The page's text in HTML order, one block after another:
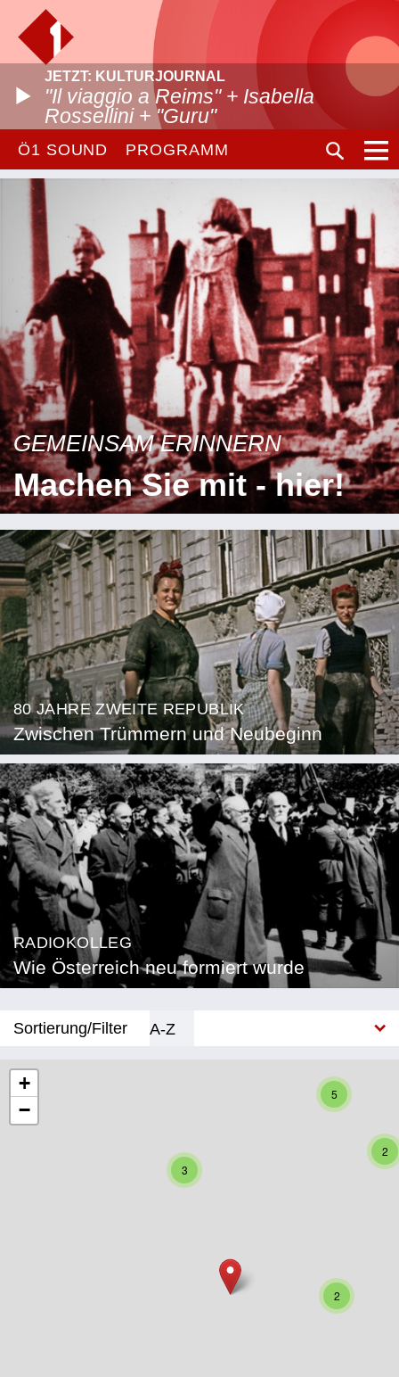
JETZT: KULTURJOURNAL
"Il viaggio a Reims" + Isabella
Rossellini + "Guru"
Ö1 SOUND PROGRAMM
GEMEINSAM ERINNERN
Machen Sie mit - hier!
80 JAHRE ZWEITE REPUBLIK
Zwischen Trümmern und Neubeginn
RADIOKOLLEG
Wie Österreich neu formiert wurde
Sortierung/Filter
A-Z
Kärnten
Oberösterreich
2
5
2
3
+
−